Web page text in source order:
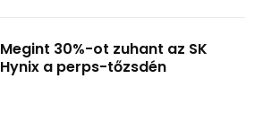
Megint 30%-ot zuhant az SK
Hynix a perps-tőzsdén